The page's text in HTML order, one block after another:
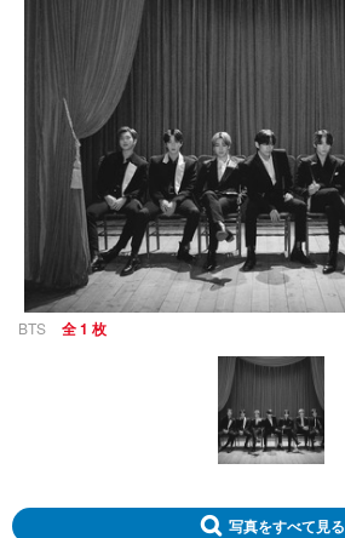
BTS 全 1 枚
写真をすべて見る